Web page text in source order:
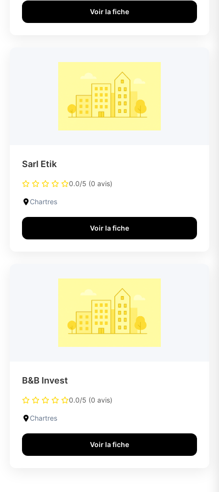
Voir la fiche
Sarl Etik
0.0/5 (0 avis)
Chartres
Voir la fiche
B&B Invest
0.0/5 (0 avis)
Chartres
Voir la fiche